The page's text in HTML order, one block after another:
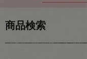
商品検索